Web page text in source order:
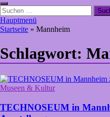
Suchen
nach:
Hauptmenü
Startseite » Mannheim
Schlagwort:
Museen & Kultur
TECHNOSEUM in